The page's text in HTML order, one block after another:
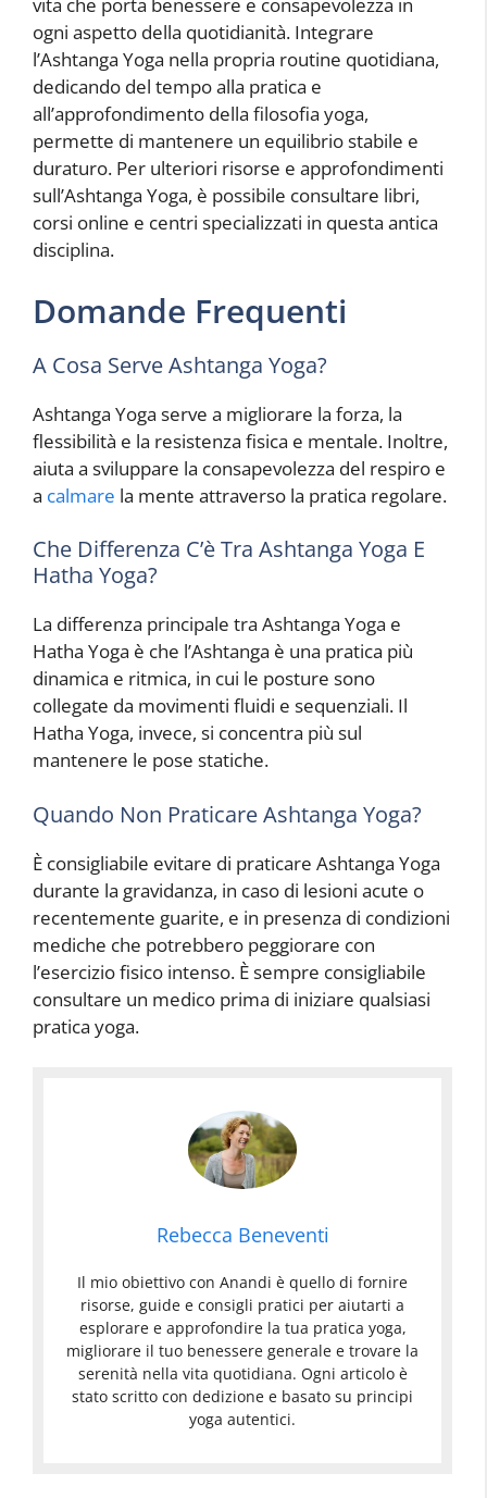
vita che porta benessere e consapevolezza in
ogni aspetto della quotidianità. Integrare
l’Ashtanga Yoga nella propria routine quotidiana,
dedicando del tempo alla pratica e
all’approfondimento della filosofia yoga,
permette di mantenere un equilibrio stabile e
duraturo. Per ulteriori risorse e approfondimenti
sull’Ashtanga Yoga, è possibile consultare libri,
corsi online e centri specializzati in questa antica
disciplina.
Domande Frequenti
A Cosa Serve Ashtanga Yoga?
Ashtanga Yoga serve a migliorare la forza, la
flessibilità e la resistenza fisica e mentale. Inoltre,
aiuta a sviluppare la consapevolezza del respiro e
a calmare la mente attraverso la pratica regolare.
Che Differenza C’è Tra Ashtanga Yoga E
Hatha Yoga?
La differenza principale tra Ashtanga Yoga e
Hatha Yoga è che l’Ashtanga è una pratica più
dinamica e ritmica, in cui le posture sono
collegate da movimenti fluidi e sequenziali. Il
Hatha Yoga, invece, si concentra più sul
mantenere le pose statiche.
Quando Non Praticare Ashtanga Yoga?
È consigliabile evitare di praticare Ashtanga Yoga
durante la gravidanza, in caso di lesioni acute o
recentemente guarite, e in presenza di condizioni
mediche che potrebbero peggiorare con
l’esercizio fisico intenso. È sempre consigliabile
consultare un medico prima di iniziare qualsiasi
pratica yoga.
Rebecca Beneventi
Il mio obiettivo con Anandi è quello di fornire
risorse, guide e consigli pratici per aiutarti a
esplorare e approfondire la tua pratica yoga,
migliorare il tuo benessere generale e trovare la
serenità nella vita quotidiana. Ogni articolo è
stato scritto con dedizione e basato su principi
yoga autentici.